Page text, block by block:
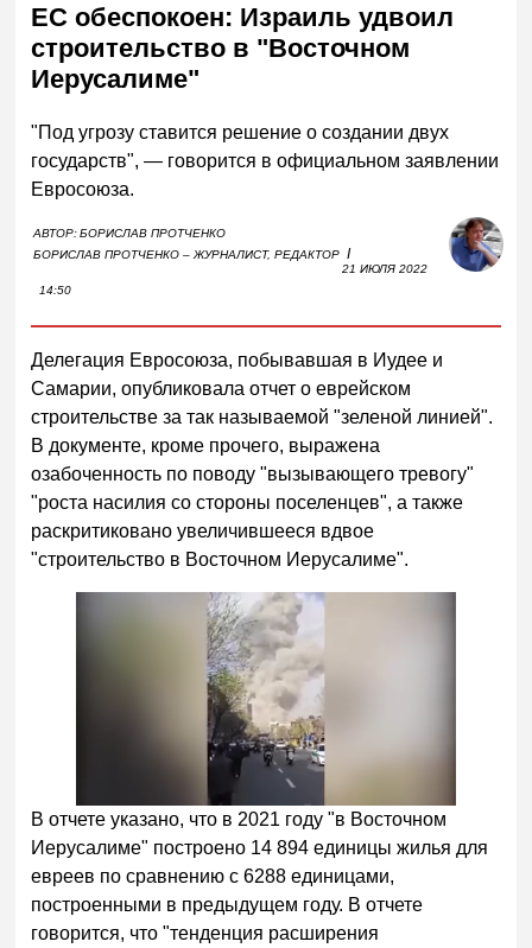
ЕС обеспокоен: Израиль удвоил
строительство в "Восточном
Иерусалиме"
"Под угрозу ставится решение о создании двух
государств", — говорится в официальном заявлении
Евросоюза.
АВТОР:БОРИСЛАВ ПРОТЧЕНКО
БОРИСЛАВ ПРОТЧЕНКО – ЖУРНАЛИСТ, РЕДАКТОР I
21 ИЮЛЯ 2022
14:50
Делегация Евросоюза, побывавшая в Иудее и
Самарии, опубликовала отчет о еврейском
строительстве за так называемой "зеленой линией".
В документе, кроме прочего, выражена
озабоченность по поводу "вызывающего тревогу"
"роста насилия со стороны поселенцев", а также
раскритиковано увеличившееся вдвое
"строительство в Восточном Иерусалиме".
В отчете указано, что в 2021 году "в Восточном
Иерусалиме" построено 14 894 единицы жилья для
евреев по сравнению с 6288 единицами,
построенными в предыдущем году. В отчете
говорится, что "тенденция расширения